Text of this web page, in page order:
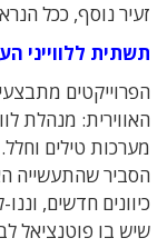
זעיר נוסף, ככל
תשתית ללווייני
הפרוייקטים
האווירית: מנהלת
מערכות טילים
הסביר שהתעשייה
כיוונים חדשים,
שיש בו פוטנציאל